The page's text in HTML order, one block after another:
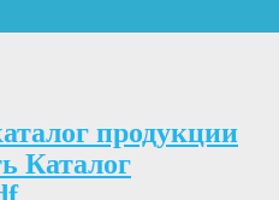
продукции
Каталог